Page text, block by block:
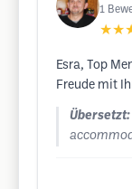
1
Esra, Top
Freude mit
Übersetzt: